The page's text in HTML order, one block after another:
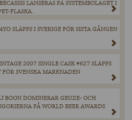
LANSERAS PÅ SYSTEMBOLAGET I
FLASKA.
SLÄPPS I SVERIGE FÖR SISTA GÅNGEN
2007 SINGLE CASK #627 SLÄPPS
FÖR SVENSKA MARKNADEN
BOON DOMINERAR GEUZE- OCH
PÅ WORLD BEER AWARDS